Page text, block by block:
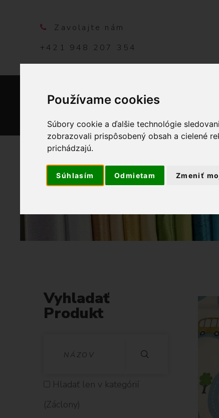
Používame cookies
Súbory cookie a ďalšie technológie
zobrazovali prispôsobený obsah a cielené
prichádzajú.
Súhlasím Odmietam Zmeniť
Zavolajte nám
+421 948 207 354
Vyhladať
Produkt
H
L
Hladať len v kategórií
(Záclony)